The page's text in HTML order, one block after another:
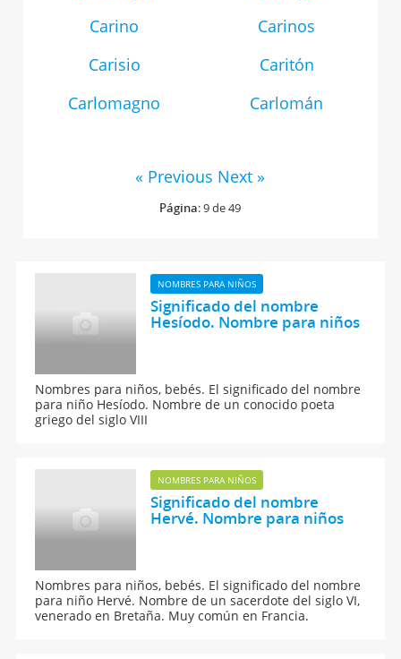
Carino
Carinos
Carisio
Caritón
Carlomagno
Carlomán
« Previous Next »
Página: 9 de 49
NOMBRES PARA NIÑOS
Significado del nombre
Hesíodo. Nombre para niños
Nombres para niños, bebés. El significado del nombre
para niño Hesíodo. Nombre de un conocido poeta
griego del siglo VIII
NOMBRES PARA NIÑOS
Significado del nombre
Hervé. Nombre para niños
Nombres para niños, bebés. El significado del nombre
para niño Hervé. Nombre de un sacerdote del siglo VI,
venerado en Bretaña. Muy común en Francia.